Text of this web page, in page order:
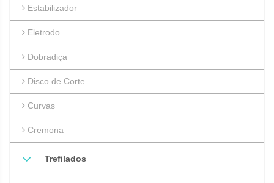
Estabilizador
Eletrodo
Dobradiça
Disco de Corte
Curvas
Cremona
Trefilados